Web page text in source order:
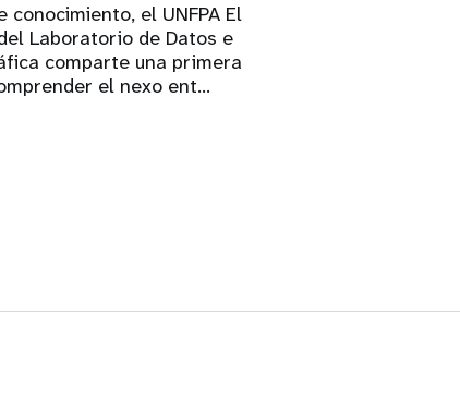
el UNFPA El
Laboratorio de Datos e
comparte una primera
el nexo ent...